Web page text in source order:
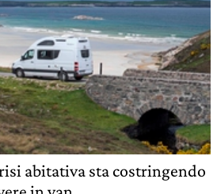
abitativa sta costringendo